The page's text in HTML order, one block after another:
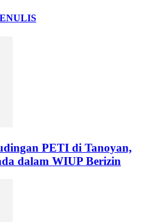
PETI di Tanoyan,
dalam WIUP Berizin